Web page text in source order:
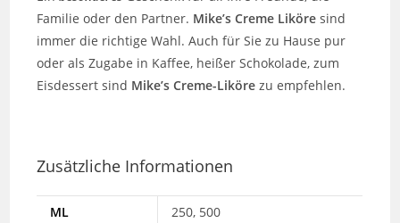
Familie oder den Partner. Mike’s Creme Liköre sind
immer die richtige Wahl. Auch für Sie zu Hause pur
oder als Zugabe in Kaffee, heißer Schokolade, zum
Eisdessert sind Mike’s Creme-Liköre zu empfehlen.
Zusätzliche Informationen
ML 250, 500